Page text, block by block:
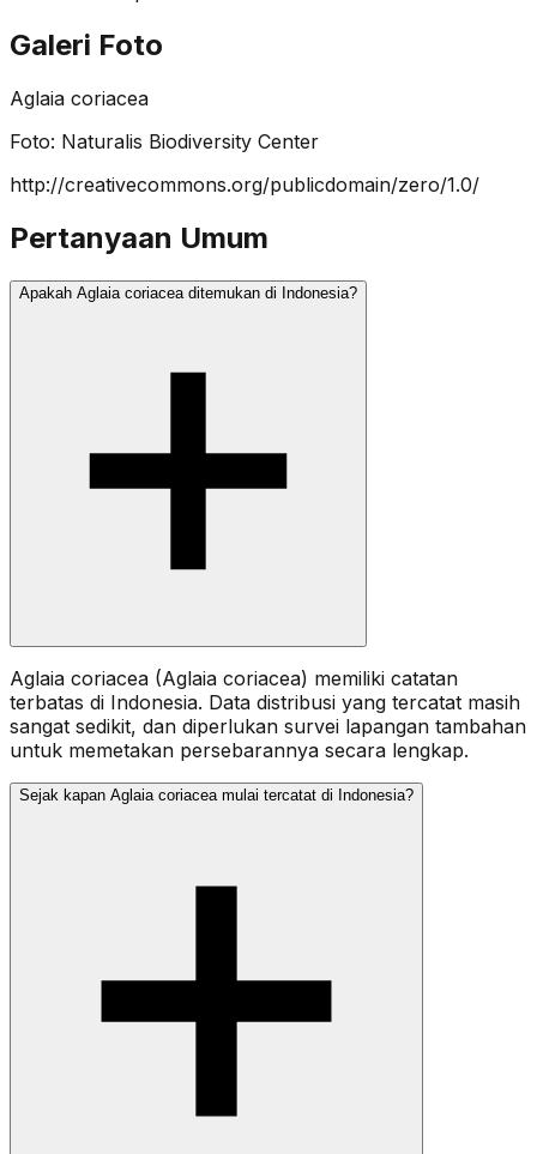
Galeri Foto
Aglaia coriacea
Foto: Naturalis Biodiversity Center
http://creativecommons.org/publicdomain/zero/1.0/
Pertanyaan Umum
Apakah Aglaia coriacea ditemukan di Indonesia?
Aglaia coriacea (Aglaia coriacea) memiliki catatan
terbatas di Indonesia. Data distribusi yang tercatat masih
sangat sedikit, dan diperlukan survei lapangan tambahan
untuk memetakan persebarannya secara lengkap.
Sejak kapan Aglaia coriacea mulai tercatat di Indonesia?